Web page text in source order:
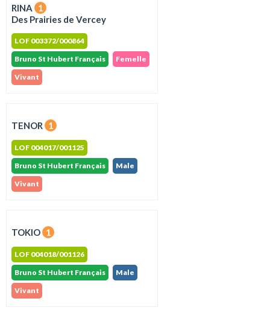
RINA
1
Des Prairies de Vercey
LOF 003372/000864
Bruno St Hubert Français
Femelle
Vivant
TENOR 1
LOF 004017/001125
Bruno St Hubert Français
Male
Vivant
TOKIO 1
LOF 004018/001126
Bruno St Hubert Français
Male
Vivant